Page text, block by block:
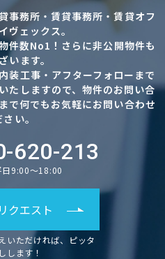
事務所・賃貸事務所・賃貸オフ
ヴェックス。
件数No1！さらに非公開物件も
います。
装工事・アフターフォローまで
たしますので、物件のお問い合
で何でもお気軽にお問い合わせ
い。
620-213
日9:00～18:00
クエスト
いただければ、ピッタ
します！